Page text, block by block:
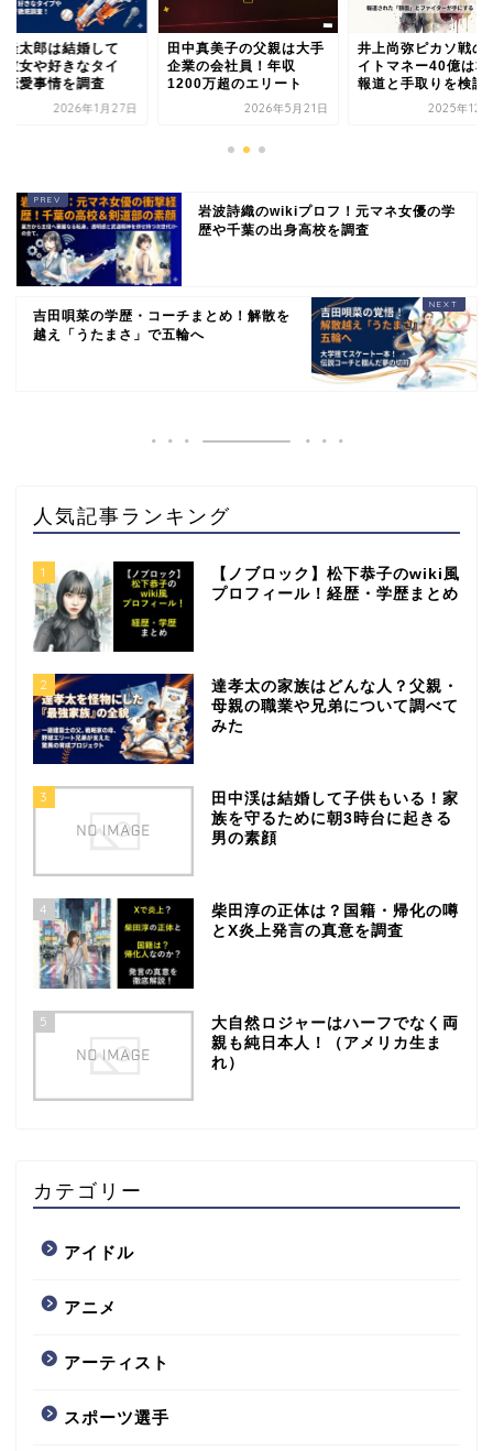
隆太郎は結婚して
彼女や好きなタイ
恋愛事情を調査
2026年1月27日
田中真美子の父親は大手
企業の会社員！年収
1200万超のエリート
2026年5月21日
井上尚弥ピカソ戦の
イトマネー40億は本
報道と手取りを検証
2025年12
岩波詩織のwikiプロフ！元マネ女優の学
歴や千葉の出身高校を調査
吉田唄菜の学歴・コーチまとめ！解散を
越え「うたまさ」で五輪へ
人気記事ランキング
1
【ノブロック】松下恭子のwiki風
プロフィール！経歴・学歴まとめ
2
達孝太の家族はどんな人？父親・
母親の職業や兄弟について調べて
みた
3
田中渓は結婚して子供もいる！家
族を守るために朝3時台に起きる
男の素顔
4
柴田淳の正体は？国籍・帰化の噂
とX炎上発言の真意を調査
5
大自然ロジャーはハーフでなく両
親も純日本人！（アメリカ生ま
れ）
カテゴリー
アイドル
アニメ
アーティスト
スポーツ選手